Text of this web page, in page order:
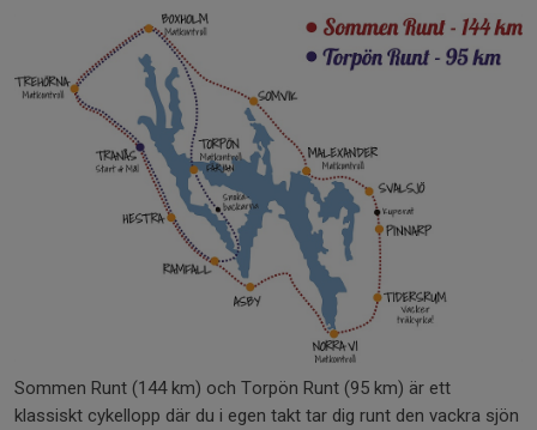
Sommen Runt (144 km) och Torpön Runt (95 km) är ett
klassiskt cykellopp där du i egen takt tar dig runt den vackra sjön